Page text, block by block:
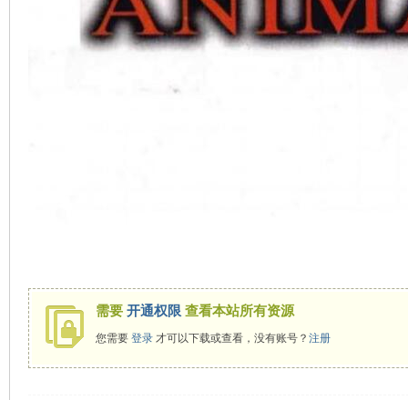
需要 开通权限 查看本站所有资源
您需要 登录才可以下载或查看，没有账号？ 注册